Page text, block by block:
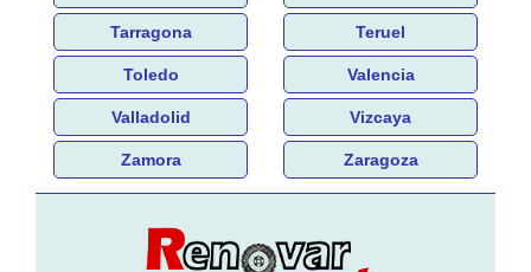
Tarragona Teruel
Toledo Valencia
Valladolid Vizcaya
Zamora Zaragoza